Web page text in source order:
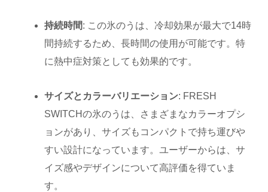
持続時間: この氷のうは、冷却効果が最大で14時
間持続するため、長時間の使用が可能です。特
に熱中症対策としても効果的です。
サイズとカラーバリエーション: FRESH
SWITCHの氷のうは、さまざまなカラーオプシ
ョンがあり、サイズもコンパクトで持ち運びや
すい設計になっています。ユーザーからは、サ
イズ感やデザインについて高評価を得ていま
す。